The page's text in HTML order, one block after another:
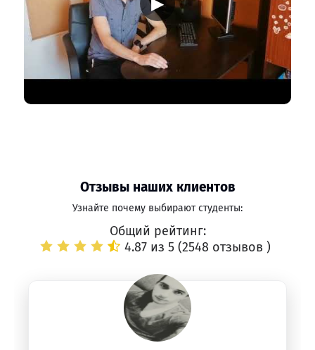
Отзывы наших клиентов
Узнайте почему выбирают студенты:
Общий рейтинг:
4.87 из 5 (2548 отзывов )